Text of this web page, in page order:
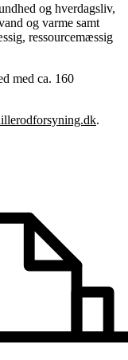
og hverdagsliv,
og varme samt
ressourcemæssig
med ca. 160
.